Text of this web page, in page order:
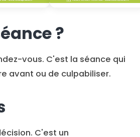
?
vous. C'est la séance qui
avant ou de culpabiliser.
C'est un